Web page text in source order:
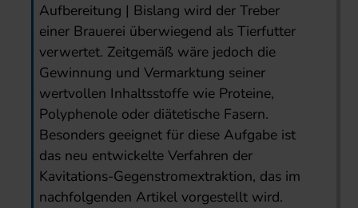
Aufbereitung | Bislang wird der Treber
einer Brauerei überwiegend als Tierfutter
verwertet. Zeitgemäß wäre jedoch die
Gewinnung und Vermarktung seiner
wertvollen Inhaltsstoffe wie Proteine,
Polyphenole oder diätetische Fasern.
Besonders geeignet für diese Aufgabe ist
das neu entwickelte Verfahren der
Kavitations-Gegenstromextraktion, das im
nachfolgenden Artikel vorgestellt wird.